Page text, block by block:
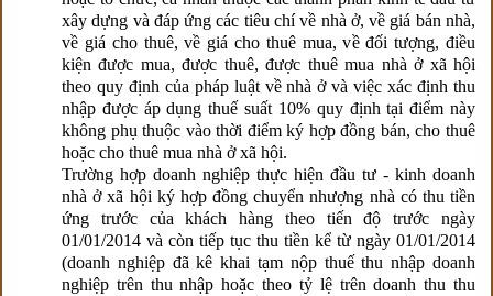
xây dựng và đáp ứng các tiêu chí về nhà ở, về giá bán nhà,
về giá cho thuê, về giá cho thuê mua, về đối tượng, điều
kiện được mua, được thuê, được thuê mua nhà ở xã hội
theo quy định của pháp luật về nhà ở và việc xác định thu
nhập được áp dụng thuế suất 10% quy định tại điểm này
không phụ thuộc vào thời điểm ký hợp đồng bán, cho thuê
hoặc cho thuê mua nhà ở xã hội.
Trường hợp doanh nghiệp thực hiện đầu tư - kinh doanh
nhà ở xã hội ký hợp đồng chuyển nhượng nhà có thu tiền
ứng trước của khách hàng theo tiến độ trước ngày
01/01/2014 và còn tiếp tục thu tiền kể từ ngày 01/01/2014
(doanh nghiệp đã kê khai tạm nộp thuế thu nhập doanh
nghiệp trên thu nhập hoặc theo tỷ lệ trên doanh thu thu